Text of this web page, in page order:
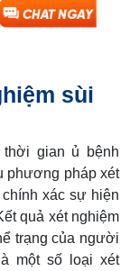
sùi
gian ủ bệnh
phương pháp xét
xác sự hiện
quả xét nghiệm
trạng của người
một số loại xét